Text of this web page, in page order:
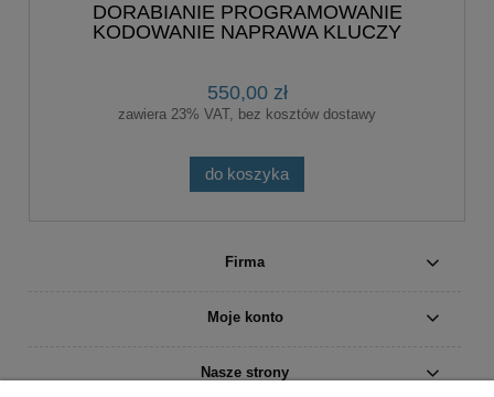
DORABIANIE PROGRAMOWANIE
KODOWANIE NAPRAWA KLUCZY
550,00 zł
zawiera 23% VAT, bez kosztów dostawy
do koszyka
Firma
Moje konto
Nasze strony